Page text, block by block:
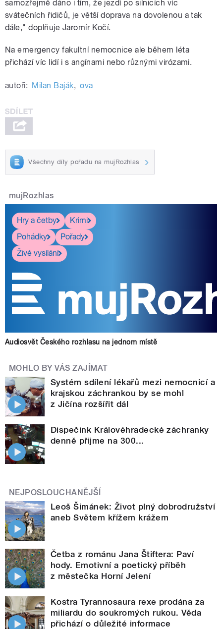
samozřejmě dáno i tím, že jezdí po silnicích víc
svátečních řidičů, je větší doprava na dovolenou a tak
dále," doplňuje Jaromír Kočí.
Na emergency fakultní nemocnice ale během léta
přichází víc lidí i s angínami nebo různými virózami.
autoři: Milan Baják, ova
Všechny díly pořadu na mujRozhlas
mujRozhlas
Hry a četby
Krimi
Pohádky
Pořady
Živé vysílání
Audiosvět Českého rozhlasu na jednom místě
MOHLO BY VÁS ZAJÍMAT
Systém sdílení lékařů mezi nemocnicí a
krajskou záchrankou by se mohl
z Jičína rozšířit dál
Dispečink Královéhradecké záchranky
denně přijme na 300...
NEJPOSLOUCHANĚJŠÍ
Leoš Šimánek: Život plný dobrodružství
aneb Světem křížem krážem
Četba z románu Jana Štiftera: Paví
hody. Emotivní a poetický příběh
z městečka Horní Jelení
Kostra Tyrannosaura rexe prodána za
miliardu do soukromých rukou. Věda
přichází o důležité informace